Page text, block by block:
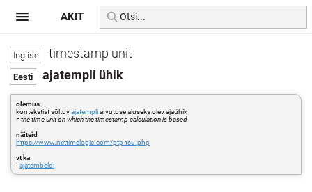
timestamp unit
ajatempli ühik
olemus
kontekstist sõltuvajatempliarvutuse aluseks olev ajaühik
=the time unit on which the timestamp calculation is based
näiteid
https://www.nettimelogic.com/ptp-tsu.php
vt ka
-ajatembeldi
AKIT